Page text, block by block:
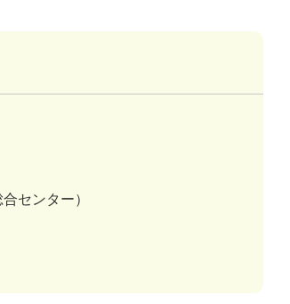
センター）